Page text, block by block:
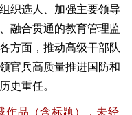
织选人、加强主要领导
融合贯通的教育管理监
方面，推动高级干部队
官兵高质量推进国防和
史重任。
作品（含标题），未经